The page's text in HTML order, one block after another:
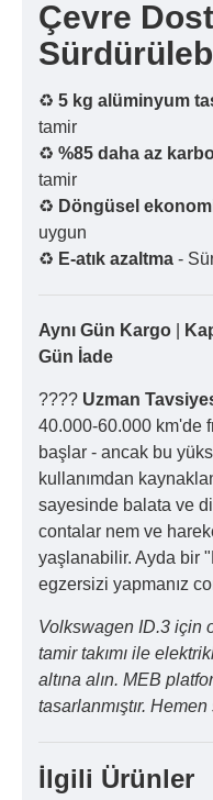
Çevre
♻️ 5 kg alüminyum
tamir
♻️ %85 daha az
tamir
♻️ Döngüsel
uygun
♻️ E-atık azaltma -
Aynı Gün Kargo
Gün İade
???? Uzman
40.000-60.000 km'de
başlar - ancak bu
kullanımdan
sayesinde balata ve
contalar nem ve
yaşlanabilir. Ayda bir
egzersizi yapmanız
Volkswagen ID.3 için
tamir takımı ile
altına alın. MEB
tasarlanmıştır.
İlgili Ürünler